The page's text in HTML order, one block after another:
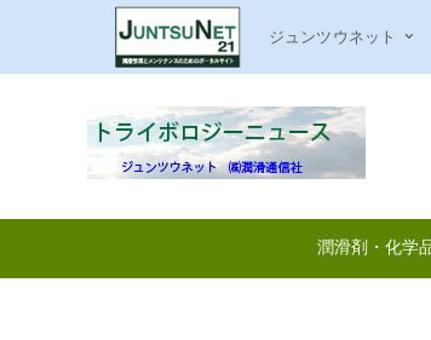
ジュンツウネット
潤滑剤・化学